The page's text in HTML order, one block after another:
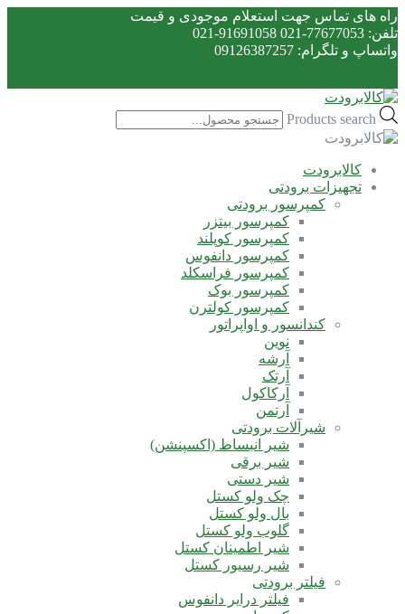
راه های تماس جهت استعلام موجودی و قیمت
تلفن: 77677053-021 91691058-021
واتساپ و تلگرام: 09126387257
Products search
کالابرودت
تجهیزات برودتی
کمپرسور برودتی
کمپرسور بیتزر
کمپرسور کوپلند
کمپرسور دانفوس
کمپرسور فراسکلد
کمپرسور بوک
کمپرسور کولترن
کندانسور و اواپراتور
نوین
آرشه
آرتک
آرکاکول
آرتمن
شیرآلات برودتی
شیر انبساط (اکسپنشن)
شیر برقی
شیر دستی
چک ولو کستل
بال ولو کستل
گلوب ولو کستل
شیر اطمینان کستل
شیر رسیور کستل
فیلتر برودتی
فیلتر درایر دانفوس